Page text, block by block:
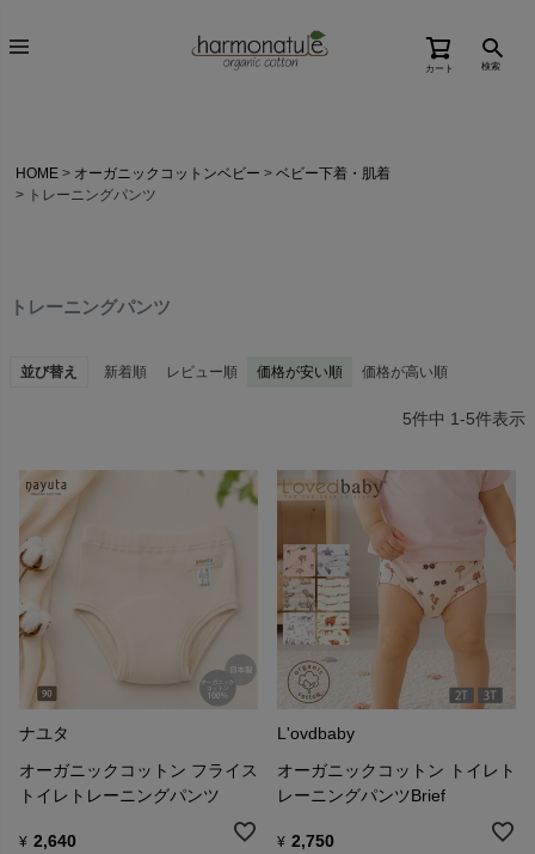
カート 検索
HOME オーガニックコットンベビー
ベビー下着・肌着
トレーニングパンツ
トレーニングパンツ
並び替え 新着順 レビュー順 価格が安い順 価格が高い順
5件中 1-5件表示
ナユタ
オーガニックコットン フライス
トイレトレーニングパンツ
¥ 2,640
L'ovdbaby
オーガニックコットン トイレト
レーニングパンツBrief
¥ 2,750